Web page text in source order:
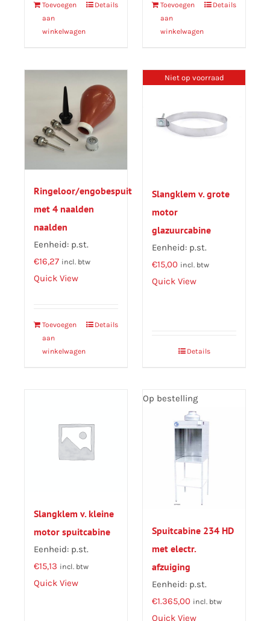
Toevoegen
aan
winkelwagen
Details
Toevoegen
aan
winkelwagen
Details
Ringeloor/engobespuit
met 4 naalden
naalden
Eenheid: p.st.
€16,27 incl. btw
Quick View
Toevoegen
aan
winkelwagen
Details
Niet op voorraad
Slangklem v. grote
motor
glazuurcabine
Eenheid: p.st.
€15,00 incl. btw
Quick View
Details
Slangklem v. kleine
motor spuitcabine
Eenheid: p.st.
€15,13 incl. btw
Quick View
Op bestelling
Spuitcabine 234 HD
met electr.
afzuiging
Eenheid: p.st.
€1.365,00 incl. btw
Quick View